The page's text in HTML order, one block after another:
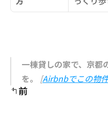
一棟貸しの家で、京都
を。
[Airbnbでこの物
前